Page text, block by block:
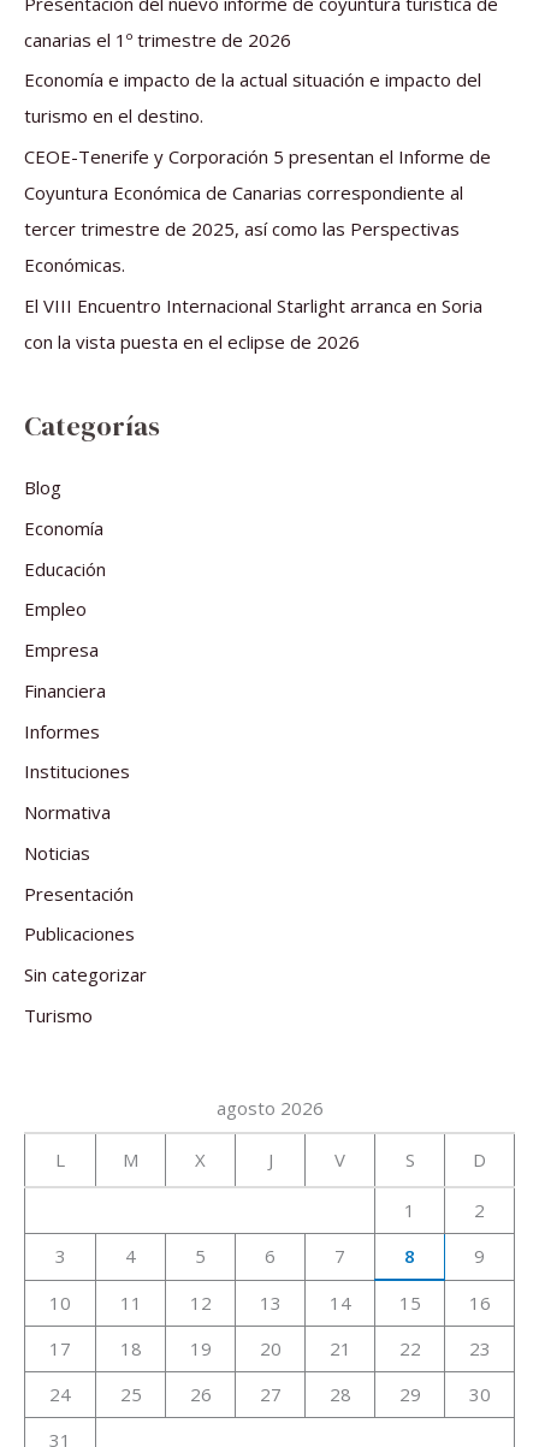
canarias el 1º trimestre de 2026
Economía e impacto de la actual situación e impacto del
turismo en el destino.
CEOE-Tenerife y Corporación 5 presentan el Informe de
Coyuntura Económica de Canarias correspondiente al
tercer trimestre de 2025, así como las Perspectivas
Económicas.
El VIII Encuentro Internacional Starlight arranca en Soria
con la vista puesta en el eclipse de 2026
Categorías
Blog
Economía
Educación
Empleo
Empresa
Financiera
Informes
Instituciones
Normativa
Noticias
Presentación
Publicaciones
Sin categorizar
Turismo
agosto 2026
L M X J V S D
1
2
3
4 5 6 7 8
9
10
11 12 13 14 15
16
17
18 19 20 21 22
23
24
25 26 27 28 29
30
31